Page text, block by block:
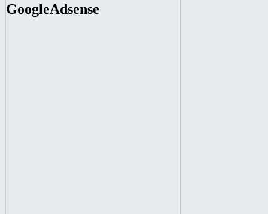
GoogleAdsense